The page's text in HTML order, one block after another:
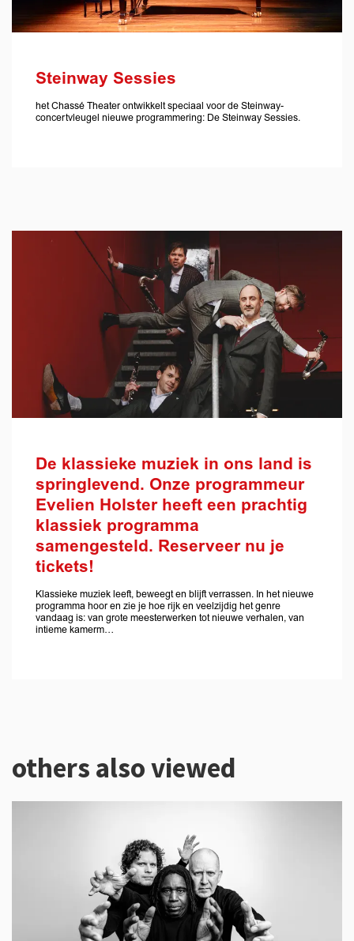
Steinway Sessies
het Chassé Theater ontwikkelt speciaal voor de Steinway-
concertvleugel nieuwe programmering: De Steinway Sessies.
De klassieke muziek in ons land is
springlevend. Onze programmeur
Evelien Holster heeft een prachtig
klassiek programma
samengesteld. Reserveer nu je
tickets!
Klassieke muziek leeft, beweegt en blijft verrassen. In het nieuwe
programma hoor en zie je hoe rijk en veelzijdig het genre
vandaag is: van grote meesterwerken tot nieuwe verhalen, van
intieme kamerm…
others also viewed